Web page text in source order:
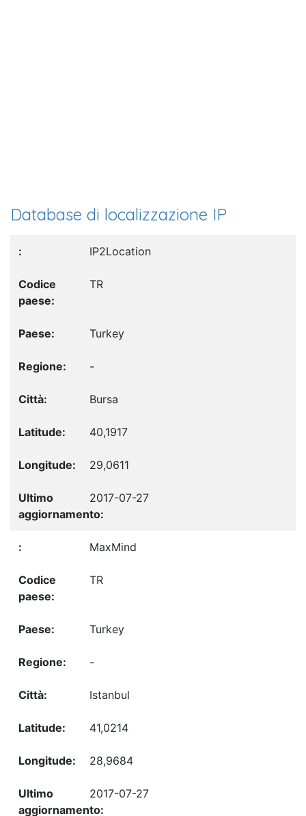
Database di localizzazione IP
IP2Location
TR
Turkey
-
Bursa
40,1917
29,0611
2017-07-27
MaxMind
TR
Turkey
-
Istanbul
41,0214
28,9684
2017-07-27